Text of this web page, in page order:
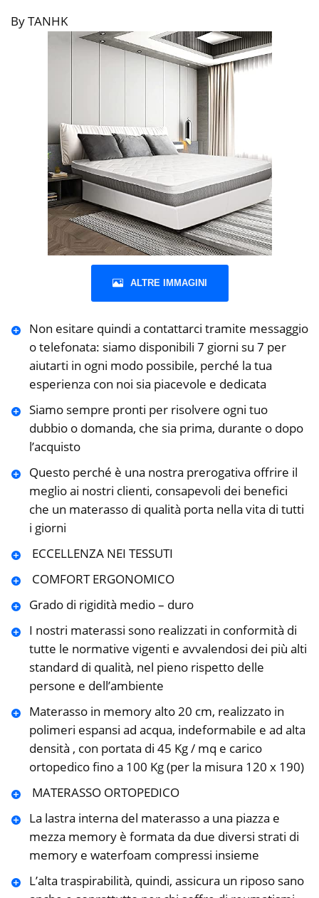
By TANHK
ALTRE IMMAGINI
Non esitare quindi a contattarci tramite messaggio
o telefonata: siamo disponibili 7 giorni su 7 per
aiutarti in ogni modo possibile, perché la tua
esperienza con noi sia piacevole e dedicata
Siamo sempre pronti per risolvere ogni tuo
dubbio o domanda, che sia prima, durante o dopo
l’acquisto
Questo perché è una nostra prerogativa offrire il
meglio ai nostri clienti, consapevoli dei benefici
che un materasso di qualità porta nella vita di tutti
i giorni
️ ECCELLENZA NEI TESSUTI
️ COMFORT ERGONOMICO
Grado di rigidità medio – duro
I nostri materassi sono realizzati in conformità di
tutte le normative vigenti e avvalendosi dei più alti
standard di qualità, nel pieno rispetto delle
persone e dell’ambiente
Materasso in memory alto 20 cm, realizzato in
polimeri espansi ad acqua, indeformabile e ad alta
densità , con portata di 45 Kg / mq e carico
ortopedico fino a 100 Kg (per la misura 120 x 190)
️ MATERASSO ORTOPEDICO
La lastra interna del materasso a una piazza e
mezza memory è formata da due diversi strati di
memory e waterfoam compressi insieme
L’alta traspirabilità, quindi, assicura un riposo sano